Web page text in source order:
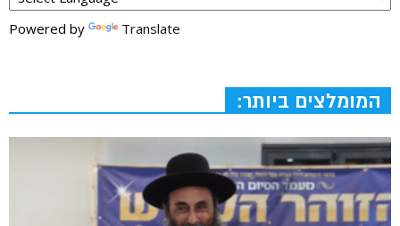
Powered by Translate
המומלצים ביותר: